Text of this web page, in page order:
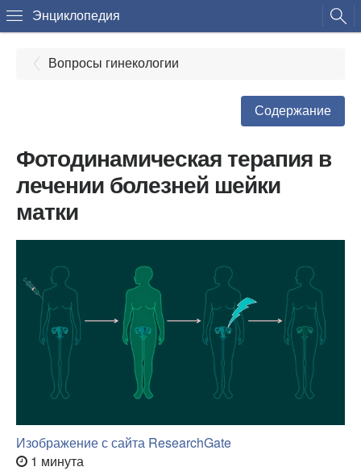
Энциклопедия
Вопросы гинекологии
Содержание
Фотодинамическая терапия в
лечении болезней шейки
матки
Изображение с сайта ResearchGate
1 минута